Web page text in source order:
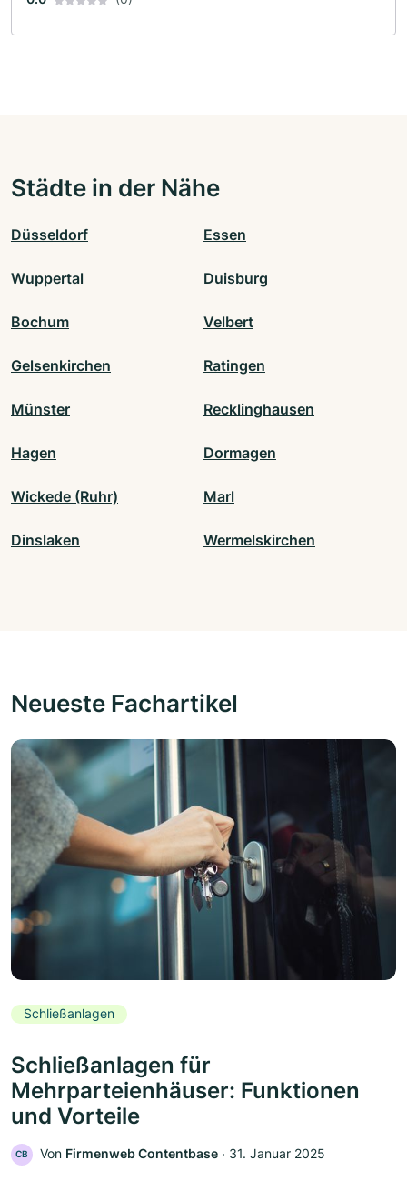
Städte in der Nähe
Düsseldorf Essen
Wuppertal Duisburg
Bochum Velbert
Gelsenkirchen Ratingen
Münster Recklinghausen
Hagen Dormagen
Wickede (Ruhr) Marl
Dinslaken Wermelskirchen
Neueste Fachartikel
Schließanlagen
Schließanlagen für
Mehrparteienhäuser: Funktionen
und Vorteile
CB Von Firmenweb Contentbase ‧ 31. Januar 2025